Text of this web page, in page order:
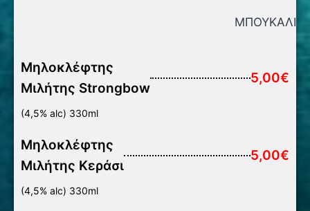
ΜΠΟΥΚΑΛΙ
Μηλοκλέφτης
Μιλήτης Strongbow
5,00€
(4,5% alc) 330ml
Μηλοκλέφτης
Μιλήτης Kεράσι
5,00€
(4,5% alc) 330ml